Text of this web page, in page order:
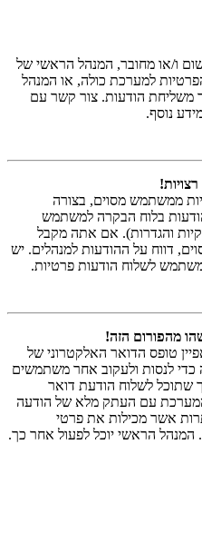
ו/או מחובר, המנהל הראשי של
למערכת כולה, או המנהל
הודעות. צור קשר עם
נוסף.
ממשתמש מסוים, בצורה
בלוח הבקרה למשתמש
והגדרות). אם אתה מקבל
דווח על ההודעות למנהלים. יש
לשלוח הודעות פרטיות.
מהפורום הזה!
טופס הדואר האלקטרוני של
לנסות ולעקוב אחר משתמשים
שתוכל לשלוח הודעת דואר
עם העתק מלא של הודעה
אשר מכילות את פרטי
הראשי יוכל לפעול אחר כך.